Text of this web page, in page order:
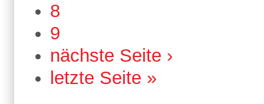
8
9
nächste Seite ›
letzte Seite »